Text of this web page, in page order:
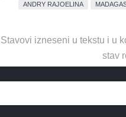
ANDRY RAJOELINA
Stavovi izneseni u tekstu i u
stav